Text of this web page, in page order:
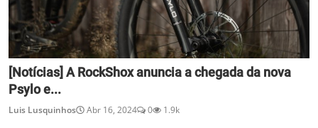
[Notícias] A RockShox anuncia a chegada da nova
Psylo e...
Luis Lusquinhos Abr 16, 2024 0 1.9k